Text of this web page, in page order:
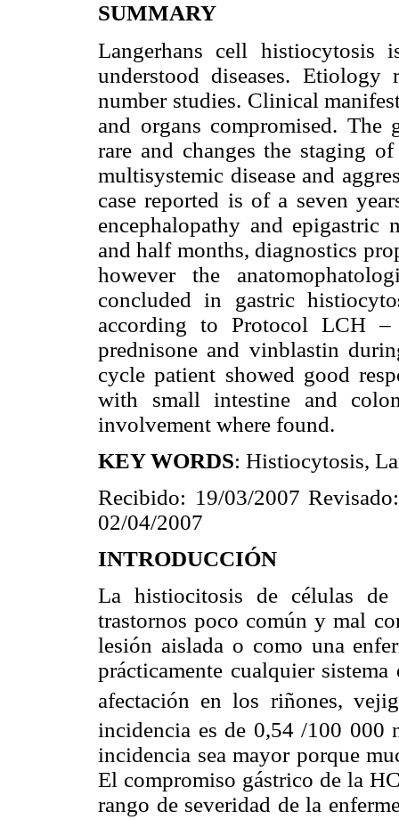
SUMMARY
Langerhans cell histiocytosis
understood diseases.
number studies. Clinical
and organs compromised. The
rare and changes the staging
multisystemic disease and
case reported is of a seven
encephalopathy and epigastric
and half months, diagnostics
however the
concluded in gastric
according to Protocol LCH
prednisone and vinblastin
cycle patient showed good
with small intestine and
involvement where found.
KEY WORDS: Histiocytosis,
Recibido: 19/03/2007
02/04/2007
INTRODUCCIÓN
La histiocitosis de células de
trastornos poco común y mal
lesión aislada o como una
prácticamente cualquier
afectación en los riñones,
incidencia es de 0,54 /100 000
incidencia sea mayor porque
El compromiso gástrico de la
rango de severidad de la